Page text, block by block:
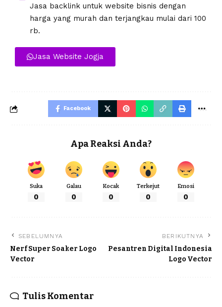
Jasa backlink untuk website bisnis dengan
harga yang murah dan terjangkau mulai dari 100
rb.
Jasa Website Jogja
Facebook
Apa Reaksi Anda?
Suka
0
Galau
0
Kocak
0
Terkejut
0
Emosi
0
SEBELUMNYA
Nerf Super Soaker Logo
Vector
BERIKUTNYA
Pesantren Digital Indonesia
Logo Vector
Tulis Komentar